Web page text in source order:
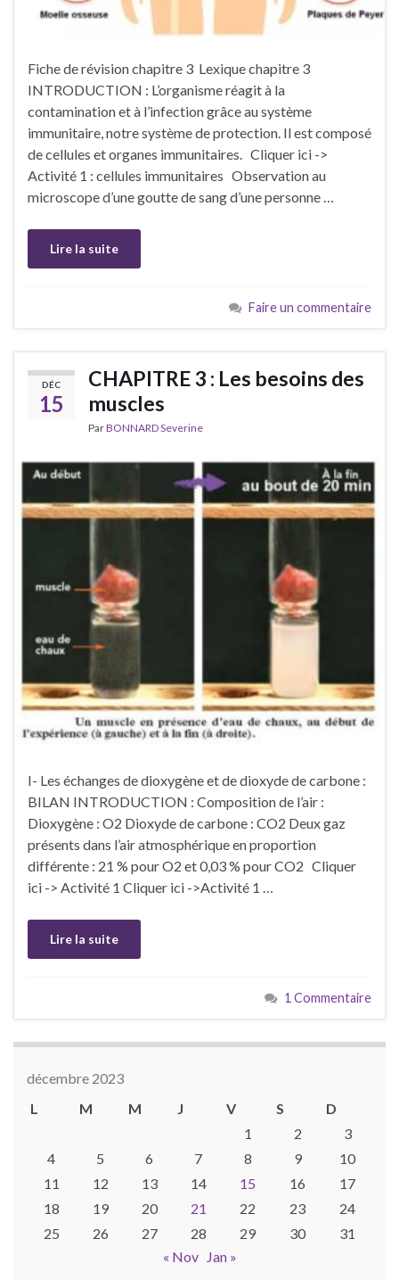
Fiche de révision chapitre 3 Lexique chapitre 3
INTRODUCTION : L’organisme réagit à la
contamination et à l’infection grâce au système
immunitaire, notre système de protection. Il est composé
de cellules et organes immunitaires. Cliquer ici ->
Activité 1 : cellules immunitaires Observation au
microscope d’une goutte de sang d’une personne …
Lire la suite
Faire un commentaire
DÉC
15
CHAPITRE 3 : Les besoins des
muscles
ParBONNARD Severine
I- Les échanges de dioxygène et de dioxyde de carbone :
BILAN INTRODUCTION : Composition de l’air :
Dioxygène : O2 Dioxyde de carbone : CO2 Deux gaz
présents dans l’air atmosphérique en proportion
différente : 21 % pour O2 et 0,03 % pour CO2 Cliquer
ici -> Activité 1 Cliquer ici ->Activité 1 …
Lire la suite
1 Commentaire
décembre 2023
L
M M J V S
D
1
2
3
4
5 6 7 8 9
10
11
12 13 14 15 16
17
18
19 20 21 22 23
24
25
26 27 28 29 30
31
« Nov
Jan »